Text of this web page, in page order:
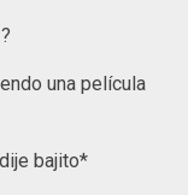
una película
bajito*